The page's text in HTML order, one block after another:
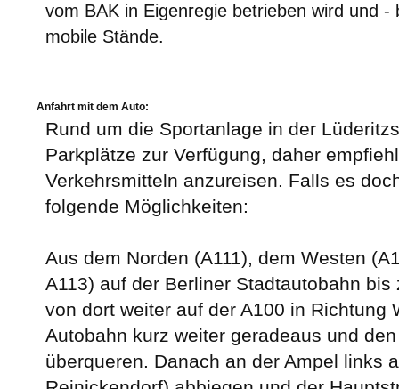
vom BAK in Eigenregie betrieben wird und
mobile Stände.
Anfahrt mit dem Auto:
Rund um die Sportanlage in der
Parkplätze zur Verfügung, daher
Verkehrsmitteln anzureisen. Falls es
folgende Möglichkeiten:
Aus dem Norden (A111), dem Westen
A113) auf der Berliner Stadtautobahn
von dort weiter auf der A100 in Richtung
Autobahn kurz weiter geradeaus und
überqueren. Danach an der Ampel links